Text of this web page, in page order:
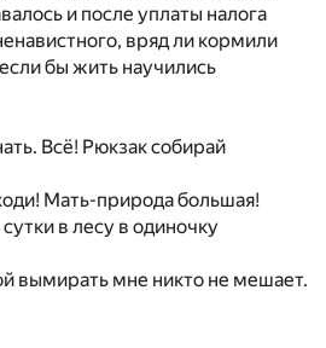
и после уплаты налога
вряд ли кормили
бы жить научились
Всё! Рюкзак собирай
Мать-природа большая!
в лесу в одиночку
вымирать мне никто не мешает.